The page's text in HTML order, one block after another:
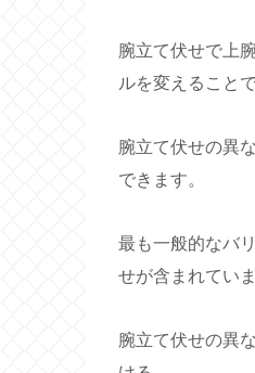
腕立て伏せで上
ルを変えることで
腕立て伏せの異
できます。
最も一般的なバ
せが含まれていま
腕立て伏せの異